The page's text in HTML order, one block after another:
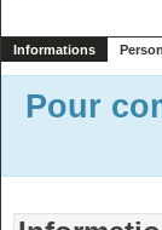
Informations
Pour